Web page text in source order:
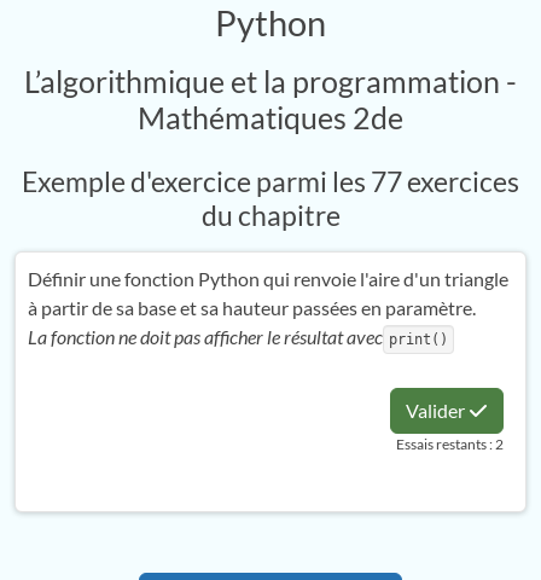
Python
L’algorithmique et la programmation -
Mathématiques 2de
Exemple d'exercice parmi les 77 exercices
du chapitre
Définir une fonction Python qui renvoie l'aire d'un triangle
à partir de sa base et sa hauteur passées en paramètre.
La fonction ne doit pas afficher le résultat avec print()
Valider
Essais restants : 2